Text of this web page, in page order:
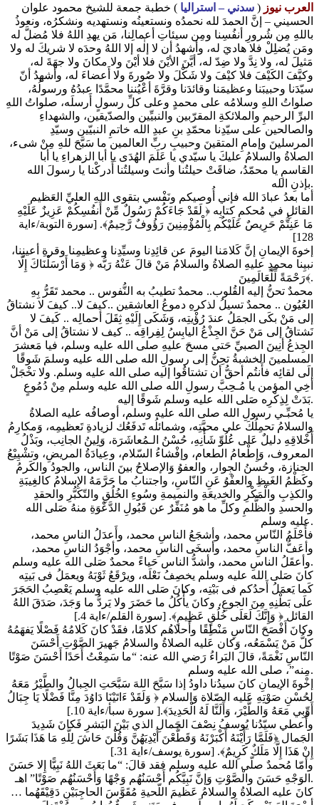
العرب نيوز ( سدني – استراليا ) خطبة جمعة للشيخ محمود علوان
الحسيني – إنَّ الحمدَ لله نحمدُه ونستعينُه ونستهديه ونشكرُه، ونعوذُ
باللهِ مِن شُرورِ أنفُسِنا ومِن سيئاتِ أعمالِنا، مَن يهدِ اللهُ فلا مُضلَّ له
ومَن يُضلِلْ فلا هاديَ له، وأشهدُ أن لا إلٰه إلا اللهُ وحدَه لا شريكَ له ولا
مَثيلَ له، ولا نِدَّ ولا ضِدّ له، أيَّنَ الأيْنَ فلا أيْنَ ولا مكانَ ولا جهَةَ له،
وكيَّفَ الكَيْفَ فلا كيْفَ ولا شَكْلَ ولا صُورةَ ولا أَعضاءَ له، وأشهدُ أنّ
سيّدَنا وحبيبَنا وعظيمَنا وقائدَنا وقرَّةَ أعْيُننا محمَّدًا عبدُهُ ورسولُهُ،
صلواتُ اللهِ وسلامُه على محمدٍ وعلى كلِّ رسولٍ أَرسلَه، صلواتُ اللهِ
البرِّ الرحيمِ والملائكةِ المقرّبين والنبيِّين والصدّيقين، والشهداءِ
والصالحين على سيّدِنا محمّدِ بنِ عبدِ الله خاتمِ النبيّين وسيّدِ
المرسلينَ وإمامِ المتقينَ وحبيبِ ربِّ العالمين ما سَبَّحَ للهِ مِنْ شىء،
الصلاةُ والسلامُ عليكَ يا سيّدي يا عَلَمَ الهُدَى يا أبا الزهراءِ يا أبا
القاسمِ يا محمّدُ، ضاقَتْ حيلتُنا وأنتَ وسيلتُنا أَدركْنا يا رسولَ الله
بإذنِ الله.
أما بعدُ عبادَ الله فإني أُوصيكم ونَفْسي بتقوى اللهِ العليِّ العَظيم
القائلِ في مُحكمِ كتابِه ﴿ لَقَدْ جَاءَكُمْ رَسُولٌ مِّنْ أَنفُسِكُمْ عَزِيزٌ عَلَيْهِ
مَا عَنِتُّمْ حَرِيصٌ عَلَيْكُم بِالْمُؤْمِنِينَ رَؤُوفٌ رَّحِيمٌ﴾. [سورة التوبة/ءاية
128]
إخوةَ الإيمانِ إنَّ كَلامَنا اليومَ عن قائِدِنا وسيِّدِنا وعظيمِنا وقرةِ أعينِنا،
نبيِنا محمدٍ عليهِ الصلاةُ والسلامُ مَنْ قالَ عَنْهُ رَبُّه ﴿ وَمَا أَرْسَلْنَاكَ إِلَّا
رَحْمَةً لِّلْعَالَمِينَ﴾.
محمدٌ تحنُّ إليه القُلوب.. محمدٌ تطيبُ به النُّفوس .. محمد تَقَرُّ بِهِ
العُيُون .. محمدٌ تسيلُ لذكرهِ دموعُ العاشقين ..كيفَ لا.. كيفَ لا نشتاقُ
إلى مَنْ بكَى الجمَلُ عندَ رُؤْيتِه، وَشَكَى إِلَيْهِ ثِقَلَ أحمالِه .. كَيفَ لا
نَشتاقُ إلى مَنْ حَنَّ الجِذْعُ اليابِسُ لِفِراقِه .. كيف لا نشتاقُ إلى مَنْ أنَّ
الجِذعُ أنِينَ الصبيِّ حَتى مسحَ عليهِ صلى الله عليه وسلم، فيا مَعشرَ
المسلمينَ الخشبةُ تحِنُّ إلى رسولِ الله صلى الله عليه وسلمَ شَوقًا
إلَى لقائِه فأَنتُم أحقُّ أن تشتاقُوا إليه صلى الله عليه وسلم. ولا تخْجَلْ
أخِي المؤمن يا مُـحِبَّ رسولِ الله صلى الله عليه وسلم مِنْ دُمُوعٍ
بَدَتْ لِذِكْرِه صَلى الله عليه وسلم شَوقًا إليه.
يا مُحبِّـي رسولِ الله صلى الله عليه وسلم، أوصافُه عليه الصلاةُ
والسلامُ تحمِلُكَ على محبَّتِه، وشمائلُه تَدفَعُك لزيادةِ تَعظيمِه، وَمكارِمُ
أَخْلاقِهِ دليلٌ عَلى عُلُوِّ شَأْنِهِ، حُسْنُ الـمُعاشَرَة، وَلِينُ الجانِب، وبَذْلُ
المعروف، وَإِطْعامُ الطعام، وإفْشاءُ السّلام، وعِيادَةُ المريضِ، وتشْيِيْعُ
الجنازة، وحُسنُ الجِوار، والعفوُ وَالإصلاحُ بينَ الناس، والجودُ والكَرمُ
وكَظْمُ الغَيظِ والعفْوُ عَنِ النّاسِ، واجتنابُ ما حَرَّمَهُ الإِسلامُ كالغِيبَةِ
والكذِبِ والْمَكْرِ والخديعَةِ والنميمةِ وسُوءِ الخُلُقِ والتّكبُّرِ والحقدِ
والحسدِ والظُّلمِ وكلِّ ما هو مُنَفِّرٌ عن قَبُولِ الدَّعْوَةِ منهُ صَلى الله
عليه وسلم.
فأَحْلَمُ النّاسِ محمد، وأشجَعُ الناسِ محمد، وأَعدَلُ الناسِ محمد،
وأعَفُّ الناسِ محمد، وأسخَى الناسِ محمد، وأجْوَدُ الناسِ محمد،
وأعقَلُ الناسِ محمد، وأشدُّ الناس حَياءً محمدٌ صَلى الله عليه وسلم.
كانَ صَلى الله عليه وسلم يخصِفُ نَعْلَه، ويرْقَعُ ثَوْبَهُ ويعمَلُ فى بَيتِه
كَما يَعمَلُ أَحدُكم فى بَيْتِه، وكانَ صَلى الله عليه وسلم يَعْصِبُ الحَجَرَ
علَى بَطْنِهِ مِنَ الجوعِ، وكانَ يأْكُلُ ما حَضَرَ ولا يَردُّ ما وَجَدَ، صَدَقَ اللهُ
القائل ﴿ وَإِنَّكَ لَعَلَى خُلُقٍ عَظِيمٍ﴾. [سورة القلم/ءاية 4.]
وكانَ أَفْصَحَ النّاسِ مَنْطِقًا وأَحلاهُم كلامًا، فقَدْ كانَ كَلامُهُ فَصْلًا يَفهَمُهُ
كلُّ مَنْ يَسْمَعُه، وَكان عَليه الصلاةُ والسلامُ جَهيرَ الصَّوْتِ أَحْسَنَ
النّاسِ نَغْمَةً، قالَ البَراءُ رَضي الله عنه: “ما سَمِعْتُ أَحَدًا أَحْسَنَ صَوْتًا
مِنه”، صلى الله عليه وسلم.
إخْوةَ الإيمانِ كانَ سيدُنا داودُ إذا سَبَّحَ اللهَ سَبَّحَتِ الجِبالُ والطَّيْرُ مَعَهُ
لحُسْنِ صَوْتِهِ عَليه الصّلاة وَالسلام ﴿ وَلَقَدْ ءَاتَيْنَا دَاوُدَ مِنَّا فَضْلًا يَا جِبَالُ
أَوِّبِي مَعَهُ وَالطَّيْرَ، وَأَلَنَّا لَهُ الْحَدِيدَ﴾.[ سورة سبأ/ءاية 10.]
وأُعطي سيّدُنا يُوسفُ نِصْفَ الجَمالِ الذي بَيْنَ البَشرِ فَكانَ شَدِيدَ
الجَمال ﴿فَلَمَّا رَأَيْنَهُ أَكْبَرْنَهُ وَقَطَّعْنَ أَيْدِيَهُنَّ وَقُلْنَ حَاشَ لِلَّهِ مَا هَذَا بَشَرًا
إِنْ هَذَا إِلَّا مَلَكٌ كَرِيمٌ﴾. [سورة يوسف/ءاية 31.]
وأمّا مُحمدٌ صلّى الله عليه وسلم فقد قالَ: “ما بَعَثَ اللهُ نَبِيًّا إِلا حَسَنَ
الوَجْهِ حَسَنَ والْصَّوْتِ وَإنَّ نَبِيَّكُم أَحْسَنُهُم وَجْهًا وَأَحْسَنُهُم صَوْتًا” اهـ.
كانَ عليه الصلاةُ والسلامُ عَظيمَ اللّحيةِ مُقَوَّسَ الحاجِبَيْنِ دَقِيْقَهُما …